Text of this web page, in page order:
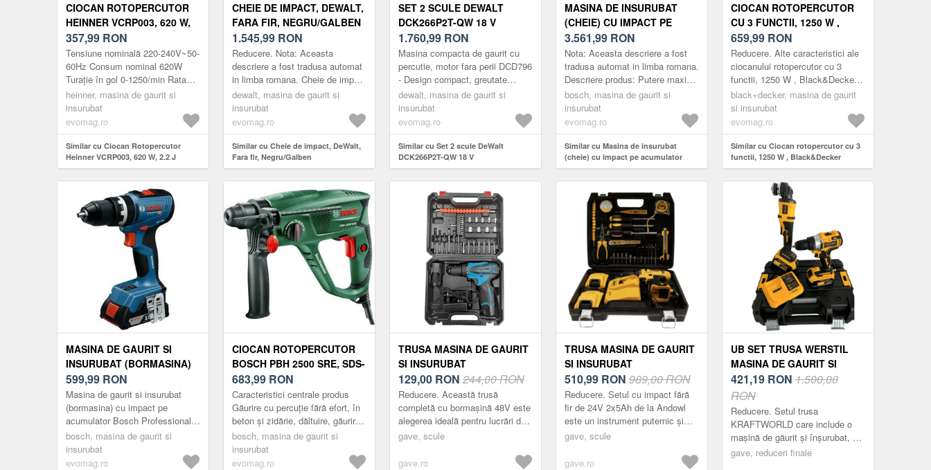
CIOCAN ROTOPERCUTOR
HEINNER VCRP003, 620 W,
2.2 J
357,99 RON
Tensiune nominală 220-240V~50-
60Hz Consum nominal 620W
Turație în gol 0-1250/min Rata
maxima de impact 0-6400/min
Energie de impact 2, 2J Diametru
...
heinner, masina de gaurit si
insurubat
evomag.ro
Similar cu Ciocan Rotopercutor
Heinner VCRP003, 620 W, 2.2 J
CHEIE DE IMPACT, DEWALT,
FARA FIR, NEGRU/GALBEN
1.545,99 RON
Reducere. Nota: Aceasta
descriere a fost tradusa automat
in limba romana. Cheie de impact
fara fir DeWALT 1/2inch 18V XR
[DCF891NT -XJ]: cheie de
impact cu p...
dewalt, masina de gaurit si
insurubat
evomag.ro
Similar cu Cheie de impact, DeWalt,
Fara fir, Negru/Galben
SET 2 SCULE DEWALT
DCK266P2T-QW 18 V
1.760,99 RON
Masina compacta de gaurit cu
percutie, motor fara perii DCD796
- Design compact, greutate
redusa permite accesul in spatii
restranse. - transmisie ...
dewalt, masina de gaurit si
insurubat
evomag.ro
Similar cu Set 2 scule DeWalt
DCK266P2T-QW 18 V
MASINA DE INSURUBAT
(CHEIE) CU IMPACT PE
ACUMULATOR BOSCH GDS
18V-1050, 2X8.0AH, 1050NM,
3/4INCH, IN SET CU L-BOXX
3.561,99 RON
Nota: Aceasta descriere a fost
tradusa automat in limba romana.
Descriere produs: Putere maxima
- combinatia dintre motorul fara
perii Biturbo si b...
bosch, masina de gaurit si
insurubat
evomag.ro
Similar cu Masina de insurubat
(cheie) cu impact pe acumulator
Bosch GDS 18V-1050, 2x8.0Ah,
1050Nm, 3/4inch, in set cu L-Boxx
CIOCAN ROTOPERCUTOR
CU 3 FUNCTII, 1250 W ,
BLACK&DECKER
659,99 RON
Reducere. Alte caracteristici ale
ciocanului rotopercutor cu 3
functii, 1250 W , Black&Decker:
Ofera echilibru si ergonomie
excelente, ideale pentru
daltuire...
black+decker, masina de gaurit
si insurubat
evomag.ro
Similar cu Ciocan rotopercutor cu 3
functii, 1250 W , Black&Decker
MASINA DE GAURIT SI
INSURUBAT (BORMASINA)
CU IMPACT PE
ACUMULATOR BOSCH
PROFESSIONAL GSB 18V-65,
06019N3300, 18V, 550/2100
RPM, 27.000 PERCUTII/MIN,
KICKBACK CONTROL,
MOTOR FARA
599,99 RON
Masina de gaurit si insurubat
(bormasina) cu impact pe
acumulator Bosch Professional
GSB 18V-65, 06019N3300, 18V,
550/2100 RPM, 27.000
percutii/min...
bosch, masina de gaurit si
insurubat
evomag.ro
CIOCAN ROTOPERCUTOR
BOSCH PBH 2500 SRE, SDS-
PLUS, 600 W
683,99 RON
Caracteristici centrale produs
Găurire cu percuţie fără efort, în
beton şi zidărie, dăltuire, găurire
şi înşurubare cu o putere de 600
W Eficient: ...
bosch, masina de gaurit si
insurubat
evomag.ro
TRUSA MASINA DE GAURIT
SI INSURUBAT
(BORMASINA) 48V CU 2
ACUMULATORI SI
INCARCATOR 24 DE
ACCESORII
129,00 RON 244,00 RON
Reducere. Această trusă
completă cu bormașină 48V este
alegerea ideală pentru lucrări de
găurire și înșurubare, atât pentru
Ec...
gave, scule
gave.ro
TRUSA MASINA DE GAURIT
SI INSURUBAT
(BORMASINA) ANDOWL Q
GJ011 CU 2 ACUMULATORI
5AH 24V
510,99 RON 989,00 RON
Reducere. Setul cu impact fără
fir de 24V 2x5Ah de la Andowl
este un instrument puternic și
multifuncțional care vă va ajuta
gave, scule
gave.ro
UB SET TRUSA WERSTIL
MASINA DE GAURIT SI
INSURUBAT + POLIZOR
UNGHIULAR 2
ACUMULATORI 36V
421,19 RON 1.500,00
RON
Reducere. Setul trusa
KRAFTWORLD care include o
mașină de găurit și înșurubat, un
polizor unghiular și 2 acumulatori
gave, reduceri finale